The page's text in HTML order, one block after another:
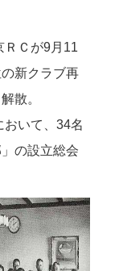
Ｃが9月11
新クラブ再
散。
いて、34名
の設立総会